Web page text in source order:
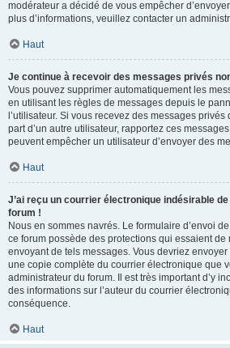
modérateur a décidé de vous empêcher
plus d’informations, veuillez contacter un
Haut
Je continue à recevoir des messages privés
Vous pouvez supprimer automatiquement les
en utilisant les règles de messages depuis le
l’utilisateur. Si vous recevez des messages
part d’un autre utilisateur, rapportez ces
peuvent empêcher un utilisateur d’envoyer des
Haut
J’ai reçu un courrier électronique indésirable
forum !
Nous en sommes navrés. Le formulaire d’envoi
ce forum possède des protections qui essaient
envoyant de tels messages. Vous devriez
une copie complète du courrier électronique que
administrateur du forum. Il est très important d’y
des informations sur l’auteur du courrier
conséquence.
Haut